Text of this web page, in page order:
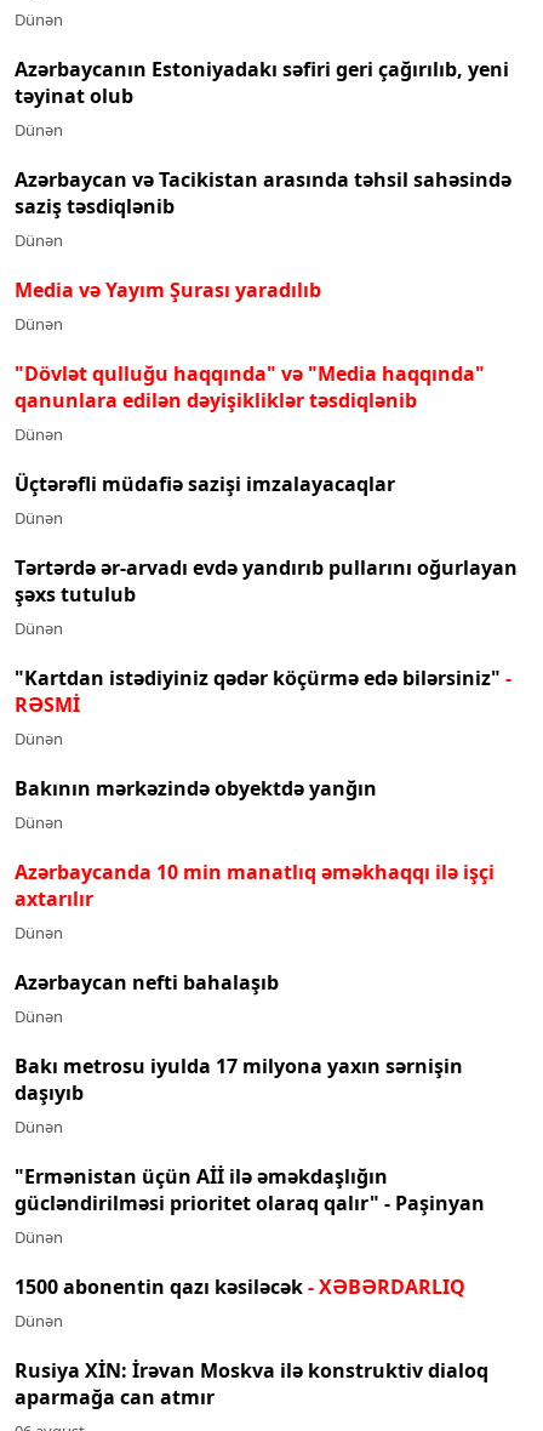
Dünən
Azərbaycanın Estoniyadakı səfiri geri çağırılıb, yeni
təyinat olub
Dünən
Azərbaycan və Tacikistan arasında təhsil sahəsində
saziş təsdiqlənib
Dünən
Media və Yayım Şurası yaradılıb
Dünən
"Dövlət qulluğu haqqında" və "Media haqqında"
qanunlara edilən dəyişikliklər təsdiqlənib
Dünən
Üçtərəfli müdafiə sazişi imzalayacaqlar
Dünən
Tərtərdə ər-arvadı evdə yandırıb pullarını oğurlayan
şəxs tutulub
Dünən
"Kartdan istədiyiniz qədər köçürmə edə bilərsiniz" -
RƏSMİ
Dünən
Bakının mərkəzində obyektdə yanğın
Dünən
Azərbaycanda 10 min manatlıq əməkhaqqı ilə işçi
axtarılır
Dünən
Azərbaycan nefti bahalaşıb
Dünən
Bakı metrosu iyulda 17 milyona yaxın sərnişin
daşıyıb
Dünən
"Ermənistan üçün Aİİ ilə əməkdaşlığın
gücləndirilməsi prioritet olaraq qalır" - Paşinyan
Dünən
1500 abonentin qazı kəsiləcək- XƏBƏRDARLIQ
Dünən
Rusiya XİN: İrəvan Moskva ilə konstruktiv dialoq
aparmağa can atmır